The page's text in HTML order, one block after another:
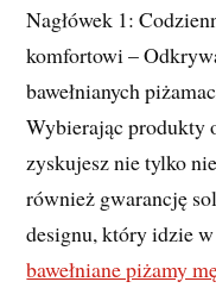
Nagłówek 1:
komfortowi –
bawełnianych
Wybierając produkty
zyskujesz nie tylko
również gwarancję
designu, który idzie
bawełniane piżamy